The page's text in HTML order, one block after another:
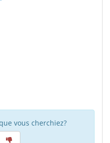
Bartender
vous cherchiez?